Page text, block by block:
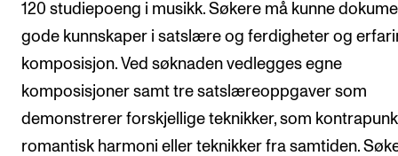
Publikasjoner
INTERNASJONALT
Utveksling
Internasjonal strategi
120 studiepoeng i musikk. Søkere må kunne
gode kunnskaper i satslære og ferdigheter og
komposisjon. Ved søknaden vedlegges egne
komposisjoner samt tre satslæreoppgaver som
demonstrerer forskjellige teknikker, som
romantisk harmoni eller teknikker fra samtiden.